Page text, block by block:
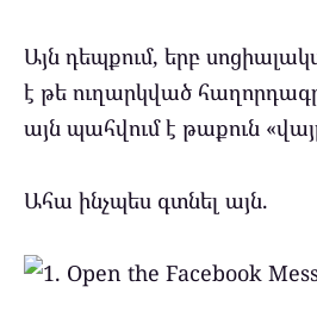
Այն դեպքում, երբ
է թե ուղարկված
այն պահվում է թաքուն
Ահա ինչպես գտնել այն.